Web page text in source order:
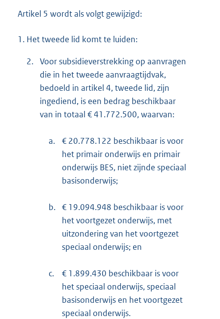
Artikel 5 wordt als volgt gewijzigd:
1. Het tweede lid komt te luiden:
2. Voor subsidieverstrekking op aanvragen
die in het tweede aanvraagtijdvak,
bedoeld in artikel 4, tweede lid, zijn
ingediend, is een bedrag beschikbaar
van in totaal € 41.772.500, waarvan:
a.
€ 20.778.122 beschikbaar is voor
het primair onderwijs en primair
onderwijs BES, niet zijnde speciaal
basisonderwijs;
b. € 19.094.948 beschikbaar is voor
het voortgezet onderwijs, met
uitzondering van het voortgezet
speciaal onderwijs; en
c.
€ 1.899.430 beschikbaar is voor
het speciaal onderwijs, speciaal
basisonderwijs en het voortgezet
speciaal onderwijs.